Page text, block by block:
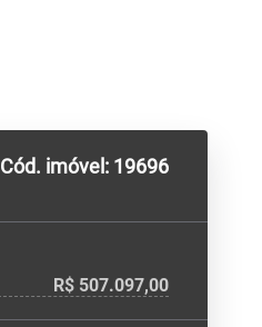
Cód. imóvel: 19696
R$ 507.097,00